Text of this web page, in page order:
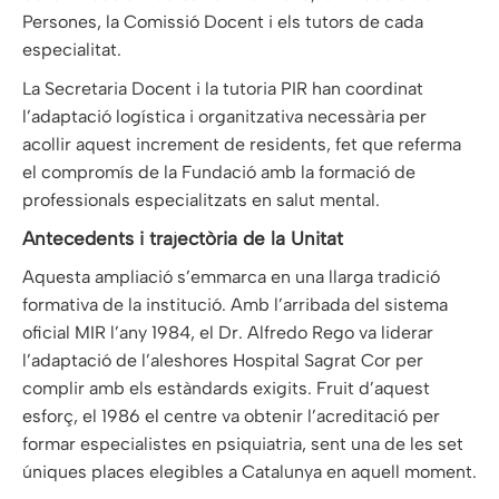
Persones, la Comissió Docent i els tutors de cada
especialitat.
La Secretaria Docent i la tutoria PIR han coordinat
l’adaptació logística i organitzativa necessària per
acollir aquest increment de residents, fet que referma
el compromís de la Fundació amb la formació de
professionals especialitzats en salut mental.
Antecedents i trajectòria de la Unitat
Aquesta ampliació s’emmarca en una llarga tradició
formativa de la institució. Amb l’arribada del sistema
oficial MIR l’any 1984, el Dr. Alfredo Rego va liderar
l’adaptació de l’aleshores Hospital Sagrat Cor per
complir amb els estàndards exigits. Fruit d’aquest
esforç, el 1986 el centre va obtenir l’acreditació per
formar especialistes en psiquiatria, sent una de les set
úniques places elegibles a Catalunya en aquell moment.